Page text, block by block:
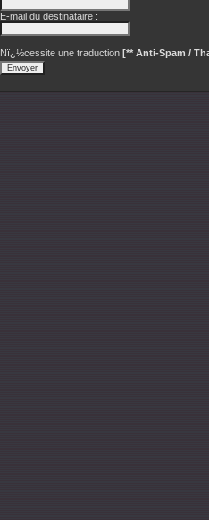
E-mail du destinataire :
Nï¿½cessite une traduction [** Anti-Spam /